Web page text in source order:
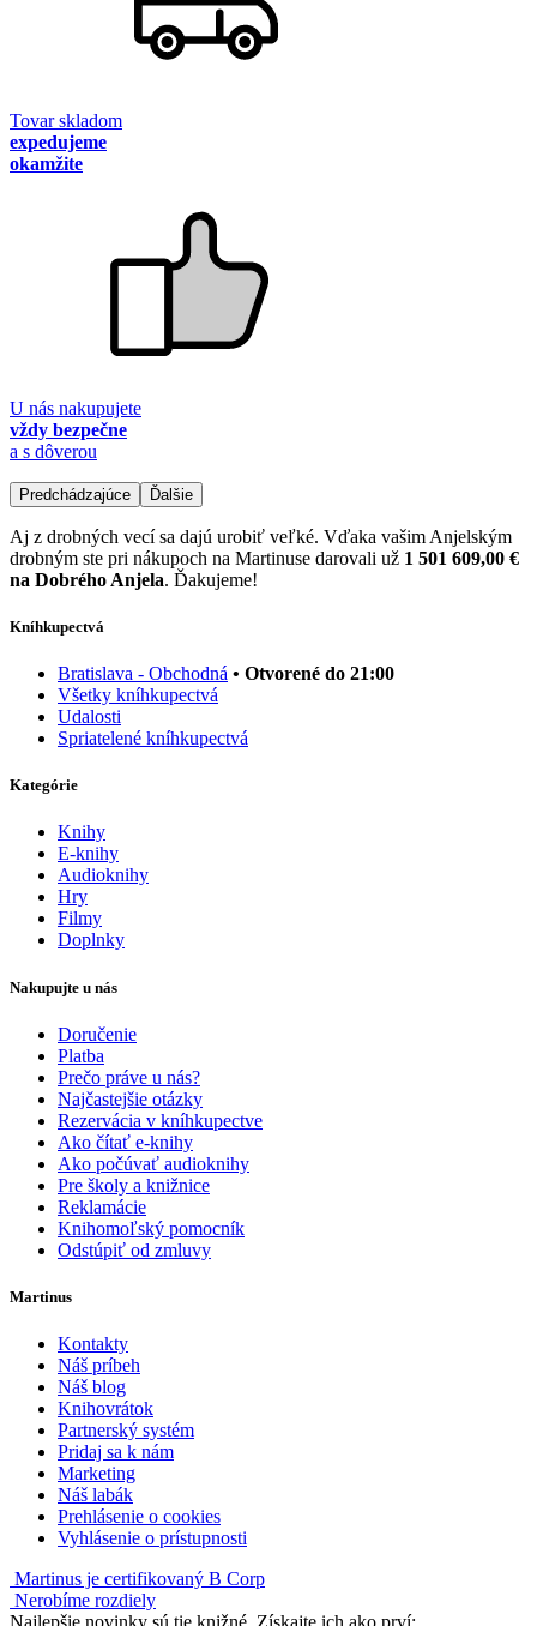
Tovar skladom
expedujeme
okamžite
U nás nakupujete
vždy bezpečne
a s dôverou
Predchádzajúce Ďalšie
Aj z drobných vecí sa dajú urobiť veľké. Vďaka vašim Anjelským
drobným ste pri nákupoch na Martinuse darovali už 1 501 609,00 €
na Dobrého Anjela. Ďakujeme!
Kníhkupectvá
Bratislava - Obchodná • Otvorené do 21:00
Všetky kníhkupectvá
Udalosti
Spriatelené kníhkupectvá
Kategórie
Knihy
E-knihy
Audioknihy
Hry
Filmy
Doplnky
Nakupujte u nás
Doručenie
Platba
Prečo práve u nás?
Najčastejšie otázky
Rezervácia v kníhkupectve
Ako čítať e-knihy
Ako počúvať audioknihy
Pre školy a knižnice
Reklamácie
Knihomoľský pomocník
Odstúpiť od zmluvy
Martinus
Kontakty
Náš príbeh
Náš blog
Knihovrátok
Partnerský systém
Pridaj sa k nám
Marketing
Náš labák
Prehlásenie o cookies
Vyhlásenie o prístupnosti
Martinus je certifikovaný B Corp
Nerobíme rozdiely